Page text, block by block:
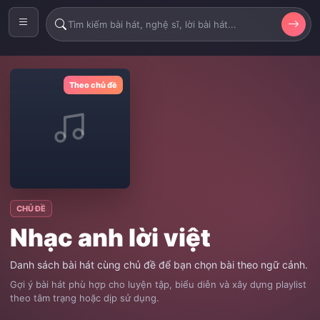
Theo chủ đề
CHỦ ĐỀ
Nhạc anh lời việt
Danh sách bài hát cùng chủ đề để bạn chọn bài theo ngữ cảnh.
Gợi ý bài hát phù hợp cho luyện tập, biểu diễn và xây dựng playlist
theo tâm trạng hoặc dịp sử dụng.